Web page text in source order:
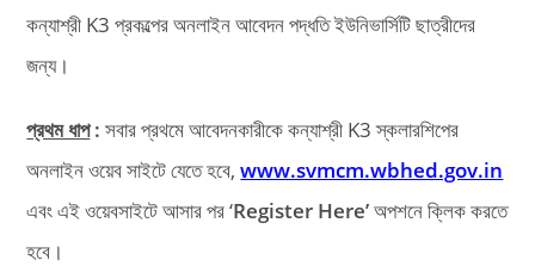
কন্যাশ্রী K3 প্রকল্পের অনলাইন আবেদন পদ্ধতি ইউনিভার্সিটি ছাত্রীদের
জন্য।
প্রথম ধাপ: সবার প্রথমে আবেদনকারীকে কন্যাশ্রী K3 স্কলারশিপের
অনলাইন ওয়েব সাইটে যেতে হবে,www.svmcm.wbhed.gov.in
এবং এই ওয়েবসাইটে আসার পর ‘Register Here’অপশনে ক্লিক করতে
হবে।